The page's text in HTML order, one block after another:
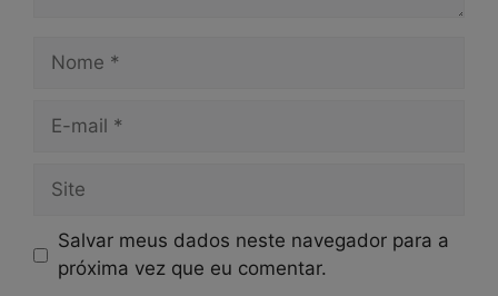
Nome
Site
Salvar meus dados neste navegador para a
próxima vez que eu comentar.